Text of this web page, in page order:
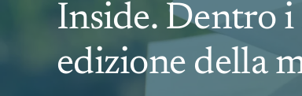
Inside. Dentro
edizione della